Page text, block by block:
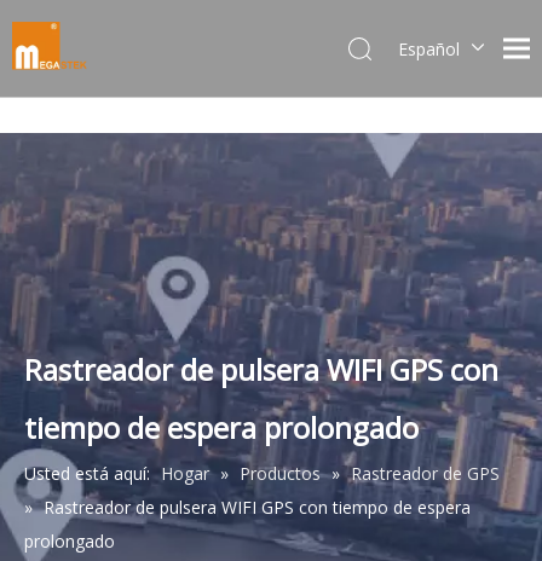
Español
한국어
日本語
Italiano
Deutsch
Português
Français
简体中文
English
Rastreador de pulsera WIFI GPS con
tiempo de espera prolongado
Usted está aquí: Hogar » Productos » Rastreador de GPS
» Rastreador de pulsera WIFI GPS con tiempo de espera
prolongado